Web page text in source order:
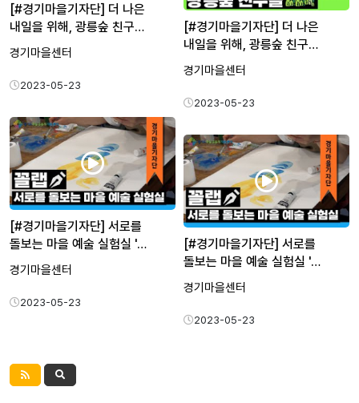
[#경기마을기자단] 더 나은
내일을 위해, 광릉숲 친구…
경기마을센터
2023-05-23
[#경기마을기자단] 더 나은
내일을 위해, 광릉숲 친구…
경기마을센터
2023-05-23
[#경기마을기자단] 서로를
돌보는 마을 예술 실험실 '…
경기마을센터
2023-05-23
[#경기마을기자단] 서로를
돌보는 마을 예술 실험실 '…
경기마을센터
2023-05-23